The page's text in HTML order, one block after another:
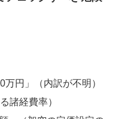
万円」（内訳が不明）
諸経費率）